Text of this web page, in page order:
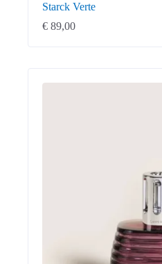
Starck Verte
€ 89,00